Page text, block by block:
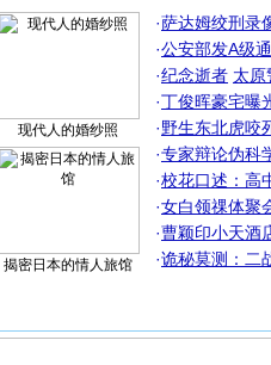
现代人的婚纱照
揭密日本的情人旅馆
·萨达姆绞刑录
·公安部发A级
·纪念逝者 太原
·丁俊晖豪宅曝
·野生东北虎咬
·专家辩论伪科
·校花口述：高
·女白领祼体聚
·曹颖印小天酒
·诡秘莫测：二